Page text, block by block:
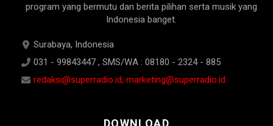
program yang bermutu dan berita pilihan serta musik yang
Indonesia banget.
Surabaya, Indonesia
031 - 99843447 , SMS/WA : 08180 - 2324 - 885
redaksi@superradio.id, marketing@superradio.id
DOWNLOAD